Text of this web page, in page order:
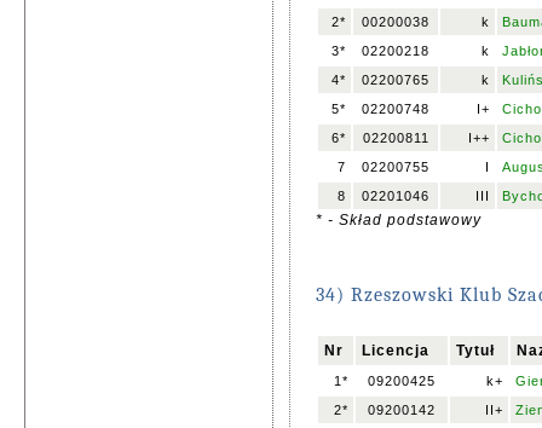
2*
00200038 k
3*
02200218 k
4*
02200765 k
5*
02200748 I+
6*
02200811 I++
7
02200755 I
8
02201046 III
* - Skład podstawowy
34) Rzeszowski Klub
Nr Licencja Tytuł
1* 09200425 k+
2*
09200142 II+